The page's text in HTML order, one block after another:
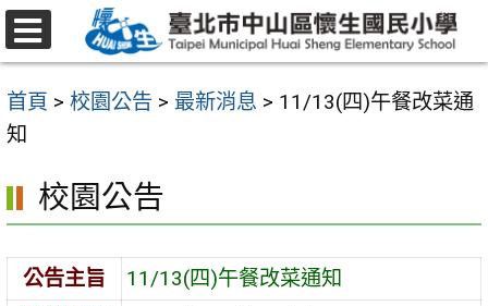
跳
至
要
內
區
首頁 > 校園公告 > 最新消息 > 11/13(四)午餐改菜通
知
校園公告
公告主旨
11/13(四)午餐改菜通知
選
單